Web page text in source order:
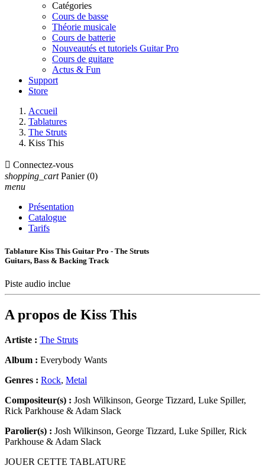
Catégories
Cours de basse
Théorie musicale
Cours de batterie
Nouveautés et tutoriels Guitar Pro
Cours de guitare
Actus & Fun
Support
Store
Accueil
Tablatures
The Struts
Kiss This
 Connectez-vous
shopping_cart Panier (0)
menu
Présentation
Catalogue
Tarifs
Tablature Kiss This Guitar Pro - The Struts
Guitars, Bass & Backing Track
Piste audio inclue
A propos de Kiss This
Artiste : The Struts
Album : Everybody Wants
Genres : Rock, Metal
Compositeur(s) : Josh Wilkinson, George Tizzard, Luke Spiller,
Rick Parkhouse & Adam Slack
Parolier(s) : Josh Wilkinson, George Tizzard, Luke Spiller, Rick
Parkhouse & Adam Slack
JOUER CETTE TABLATURE